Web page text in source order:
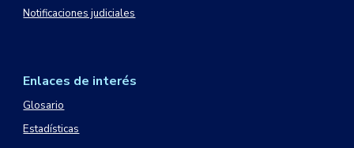
Notificaciones judiciales
Enlaces de interés
Glosario
Estadísticas